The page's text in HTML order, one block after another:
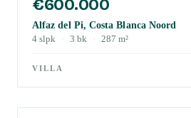
€600.000
Alfaz del Pi, Costa Blanca Noord
4 slpk · 3 bk · 287 m²
VILLA